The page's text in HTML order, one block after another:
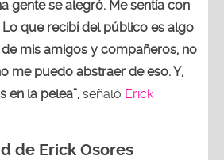
gente se alegró. Me sentía con
que recibí del público es algo
mis amigos y compañeros, no
me puedo abstraer de eso. Y,
en la pelea”, señaló Erick
de Erick Osores